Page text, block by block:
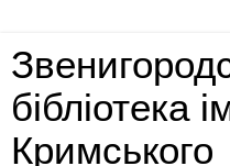
бібліотека
Кримського